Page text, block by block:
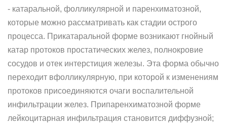
- катаральной, фолликулярной и паренхиматозной,
которые можно рассматривать как стадии острого
процесса. Прикатаральной форме возникают гнойный
катар протоков простатических желез, полнокровие
сосудов и отек интерстиция железы. Эта форма обычно
переходит вфолликулярную, при которой к изменениям
протоков присоединяются очаги воспалительной
инфильтрации желез. Припаренхиматозной форме
лейкоцитарная инфильтрация становится диффузной;